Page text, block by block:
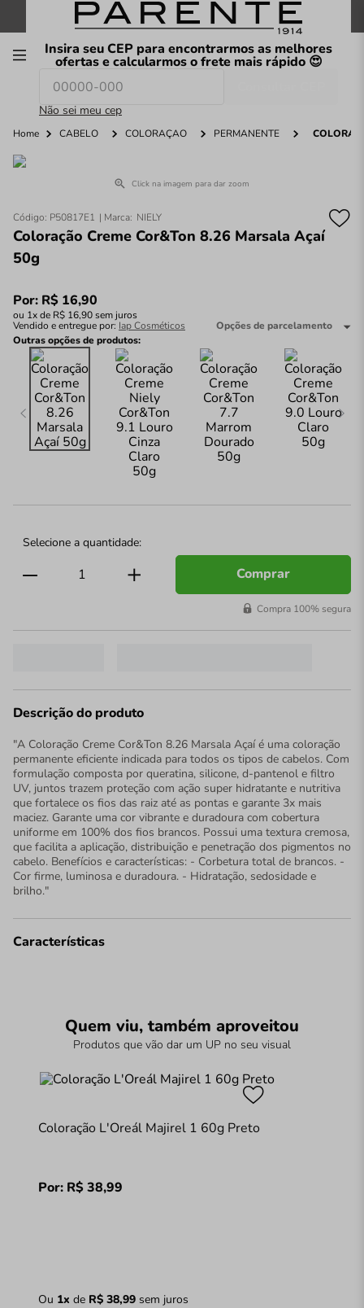
FRETE GRÁTIS nas compras a partir de R$199
Insira seu CEP para encontrarmos as melhores
ofertas e calcularmos o frete mais rápido 😍
Não sei meu cep
O que você procura hoje?
Home CABELO COLORAÇÃO PERMANENTE
Click na imagem para dar zoom
Código: P50817E1 NIELY
Coloração Creme Cor&Ton 8.26 Marsala Açaí
50g
Por: R$ 16,90
ou 1x de R$ 16,90sem juros
Vendido e entregue por: Iap Cosméticos
Opções de parcelamento
Outras opções de produtos:
Comprar
Compra 100% segura
Descrição do produto
"A Coloração Creme Cor&Ton 8.26 Marsala Açaí é uma coloração
permanente eficiente indicada para todos os tipos de cabelos. Com
formulação composta por queratina, silicone, d-pantenol e filtro
UV, juntos trazem proteção com ação super hidratante e nutritiva
que fortalece os fios das raiz até as pontas e garante 3x mais
maciez. Garante uma cor vibrante e duradoura com cobertura
uniforme em 100% dos fios brancos. Possui uma textura cremosa,
que facilita a aplicação, distribuição e penetração dos pigmentos no
cabelo. Benefícios e características: - Corbetura total de brancos. -
Cor firme, luminosa e duradoura. - Hidratação, sedosidade e
brilho."
Características
Quem viu, também aproveitou
Produtos que vão dar um UP no seu visual
Coloração L'Oreál Majirel 1 60g Preto
Por: R$38,99
Ou 1x de R$ 38,99sem juros